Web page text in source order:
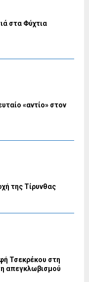
στα Φύχτια
«αντίο» στον
της Τίρυνθας
Τσεκρέκου στη
απεγκλωβισμού